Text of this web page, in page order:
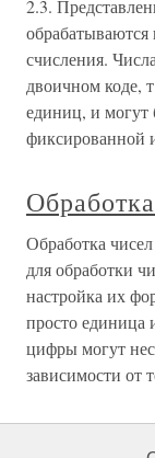
2.3.
счисления.
двоичном коде,
единиц, и могут
фиксированной
Обработка
для обработки
настройка их
просто единица
цифры могут
зависимости от